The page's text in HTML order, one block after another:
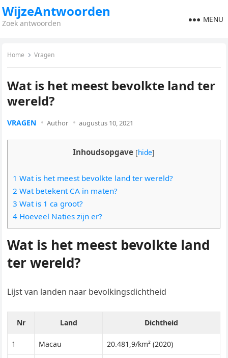
WijzeAntwoorden
Zoek antwoorden MENU
Home Vragen
Wat is het meest bevolkte land ter
wereld?
VRAGEN Author augustus 10, 2021
Inhoudsopgave [hide]
1 Wat is het meest bevolkte land ter wereld?
2 Wat betekent CA in maten?
3 Wat is 1 ca groot?
4 Hoeveel Naties zijn er?
Wat is het meest bevolkte land
ter wereld?
Lijst van landen naar bevolkingsdichtheid
Nr Land Dichtheid
1 Macau 20.481,9/km² (2020)